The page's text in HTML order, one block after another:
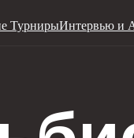
ТурнирыИнтервью и